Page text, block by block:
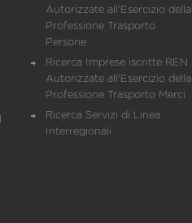
Autorizzate all'Esercizio della
Professione Trasporto
Persone
Ricerca Imprese iscritte REN
Autorizzate all'Esercizio della
Professione Trasporto Merci
Ricerca Servizi di Linea
Interregionali